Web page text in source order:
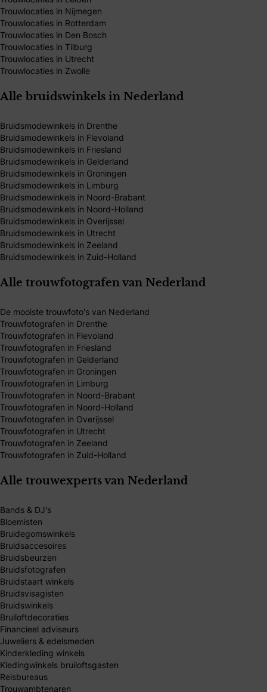
Trouwlocaties in Nijmegen
Trouwlocaties in Rotterdam
Trouwlocaties in Den Bosch
Trouwlocaties in Tilburg
Trouwlocaties in Utrecht
Trouwlocaties in Zwolle
Alle bruidswinkels in Nederland
Bruidsmodewinkels in Drenthe
Bruidsmodewinkels in Flevoland
Bruidsmodewinkels in Friesland
Bruidsmodewinkels in Gelderland
Bruidsmodewinkels in Groningen
Bruidsmodewinkels in Limburg
Bruidsmodewinkels in Noord-Brabant
Bruidsmodewinkels in Noord-Holland
Bruidsmodewinkels in Overijssel
Bruidsmodewinkels in Utrecht
Bruidsmodewinkels in Zeeland
Bruidsmodewinkels in Zuid-Holland
Alle trouwfotografen van Nederland
De mooiste trouwfoto's van Nederland
Trouwfotografen in Drenthe
Trouwfotografen in Flevoland
Trouwfotografen in Friesland
Trouwfotografen in Gelderland
Trouwfotografen in Groningen
Trouwfotografen in Limburg
Trouwfotografen in Noord-Brabant
Trouwfotografen in Noord-Holland
Trouwfotografen in Overijssel
Trouwfotografen in Utrecht
Trouwfotografen in Zeeland
Trouwfotografen in Zuid-Holland
Alle trouwexperts van Nederland
Bands & DJ's
Bloemisten
Bruidegomswinkels
Bruidsaccesoires
Bruidsbeurzen
Bruidsfotografen
Bruidstaart winkels
Bruidsvisagisten
Bruidswinkels
Bruiloftdecoraties
Financieel adviseurs
Juweliers & edelsmeden
Kinderkleding winkels
Kledingwinkels bruiloftsgasten
Reisbureaus
Trouwambtenaren